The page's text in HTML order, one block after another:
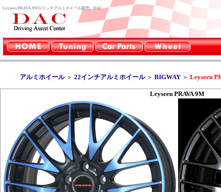
Leyseen PRAVA 9M22インチアルミホイール販売。DAC
アルミホイール＞ 22インチアルミホイール＞ BIGWAY ＞ Leyseen
Leyseen PRAVA 9M